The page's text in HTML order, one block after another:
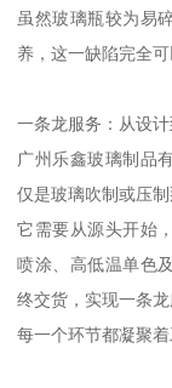
虽然玻璃瓶较为易
养，这一缺陷完全可
一条龙服务：从设
广州乐鑫玻璃制品
仅是玻璃吹制或压制
它需要从源头开始
喷涂、高低温单色
终交货，实现一条龙
每一个环节都凝聚